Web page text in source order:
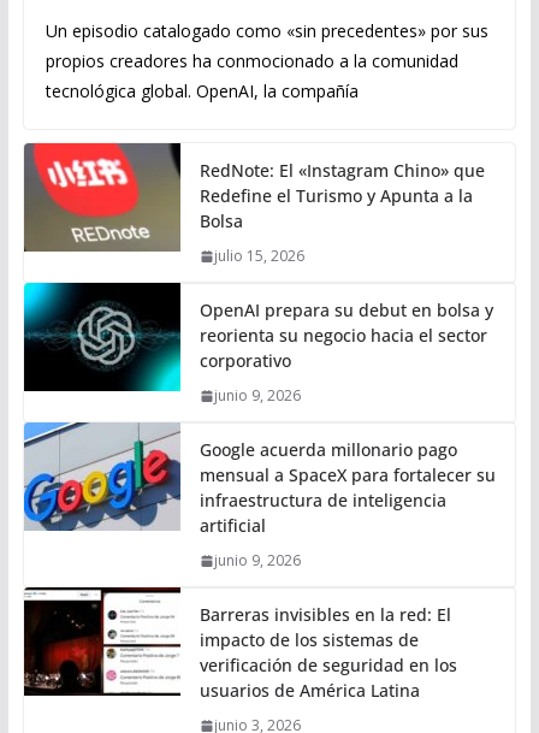
Un episodio catalogado como «sin precedentes» por sus
propios creadores ha conmocionado a la comunidad
tecnológica global. OpenAI, la compañía
RedNote: El «Instagram Chino» que
Redefine el Turismo y Apunta a la
Bolsa
julio 15, 2026
OpenAI prepara su debut en bolsa y
reorienta su negocio hacia el sector
corporativo
junio 9, 2026
Google acuerda millonario pago
mensual a SpaceX para fortalecer su
infraestructura de inteligencia
artificial
junio 9, 2026
Barreras invisibles en la red: El
impacto de los sistemas de
verificación de seguridad en los
usuarios de América Latina
junio 3, 2026